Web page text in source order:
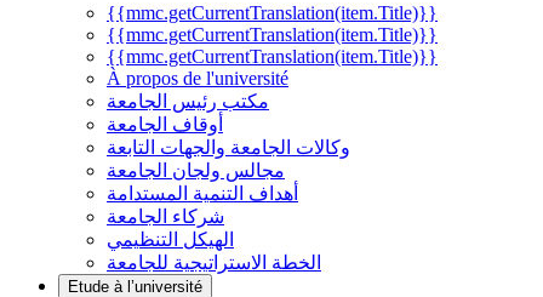
{{mmc.getCurrentTranslation(item.Title)}}
{{mmc.getCurrentTranslation(item.Title)}}
{{mmc.getCurrentTranslation(item.Title)}}
À propos de l'université
مكتب رئيس الجامعة
أوقاف الجامعة
وكالات الجامعة والجهات التابعة
مجالس ولجان الجامعة
أهداف التنمية المستدامة
شركاء الجامعة
الهيكل التنظيمي
الخطة الاستراتيجية للجامعة
Etude à l’université